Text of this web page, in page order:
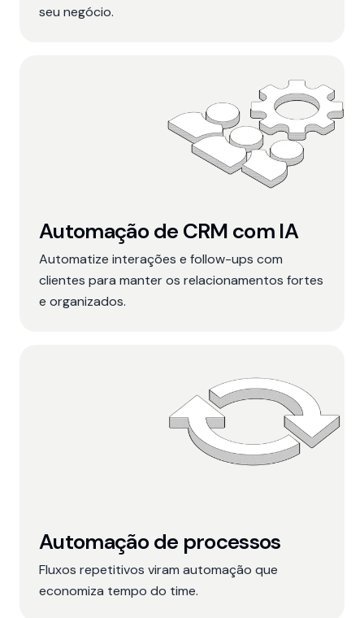
seu negócio.
Automação de CRM com IA
Automatize interações e follow-ups com
clientes para manter os relacionamentos fortes
e organizados.
Automação de processos
Fluxos repetitivos viram automação que
economiza tempo do time.